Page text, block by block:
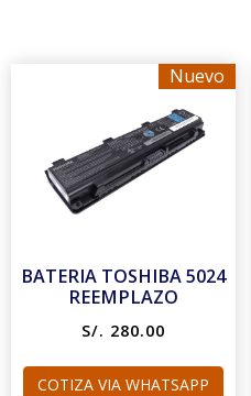
Nuevo
BATERIA TOSHIBA 5024
REEMPLAZO
S/. 280.00
COTIZA VIA WHATSAPP